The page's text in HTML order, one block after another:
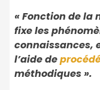
« Fonction de la
fixe les
connaissances,
l’aide de
méthodiques ».